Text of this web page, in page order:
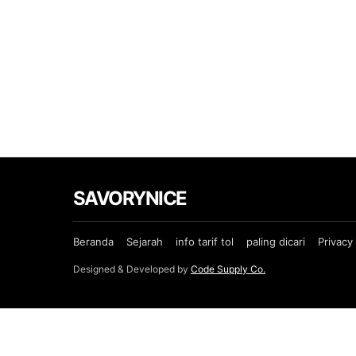
SAVORYNICE
Beranda Sejarah info tarif tol paling dicari Privacy
Designed & Developed by Code Supply Co.